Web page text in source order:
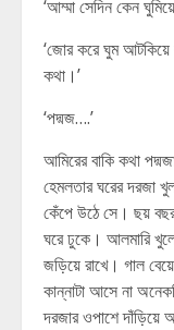
‘আম্মা সেদিন কেন
‘জোর করে ঘুম আটকিয়ে
কথা।’
‘পদ্মজ….’
আমিরের বাকি কথা
হেমলতার ঘরের দরজা
কেঁপে উঠে সে। ছয়
ঘরে ঢুকে। আলমারি
জড়িয়ে রাখে। গাল
কান্নাটা আসে না
দরজার ওপাশে দাঁড়িয়ে